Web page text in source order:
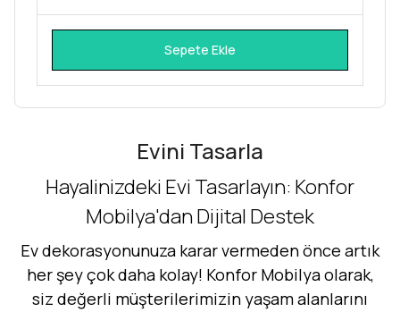
Sepete Ekle
Evini Tasarla
Hayalinizdeki Evi Tasarlayın: Konfor
Mobilya'dan Dijital Destek
Ev dekorasyonunuza karar vermeden önce artık
her şey çok daha kolay! Konfor Mobilya olarak,
siz değerli müşterilerimizin yaşam alanlarını